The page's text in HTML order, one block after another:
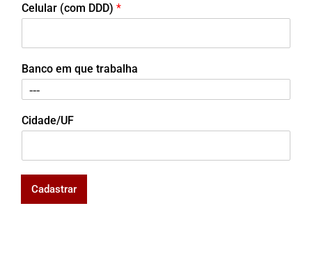
Celular (com DDD) *
Banco em que trabalha
Cidade/UF
Cadastrar